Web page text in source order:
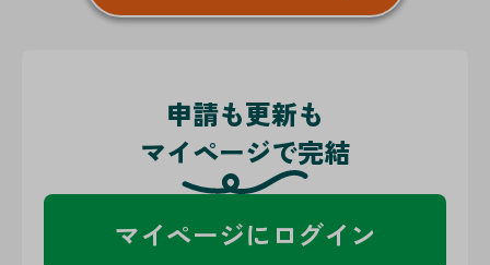
申請も更新も
マイページで完結
マイページにログイン